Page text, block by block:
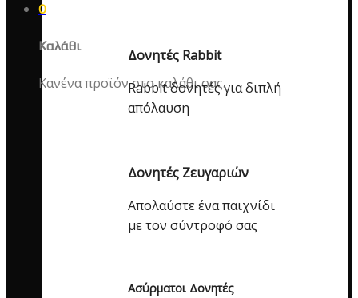
0
Καλάθι
Κανένα προϊόν στο καλάθι σας.
Δονητές Rabbit
Rabbit δονητές για διπλή
απόλαυση
Δονητές Ζευγαριών
Απολαύστε ένα παιχνίδι
με τον σύντροφό σας
Ασύρματοι Δονητές